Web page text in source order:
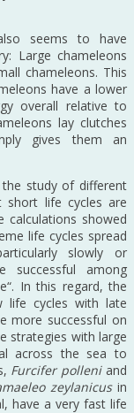
seems to have
Large chameleons
chameleons. This
have a lower
overall relative to
lay clutches
gives them an
study of different
short life cycles are
calculations showed
life cycles spread
slowly or
successful among
In this regard, the
life cycles with late
more successful on
strategies with large
across the sea to
Furcifer polleniand
zeylanicusin
have a very fast life